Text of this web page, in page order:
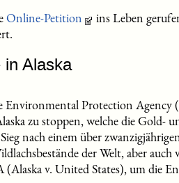
Online-Petition
ins Leben
in Alaska
Protection Agency
zu stoppen, welche die Gold-
nach einem über
der Welt, aber
(Alaska v. United States), um die